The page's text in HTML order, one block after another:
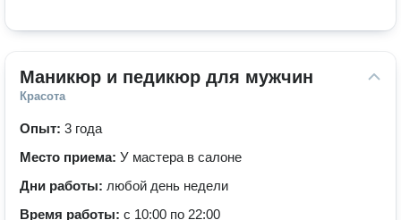
Маникюр и педикюр для мужчин
Красота
Опыт: 3 года
Место приема: У мастера в салоне
Дни работы: любой день недели
Время работы: с 10:00 по 22:00